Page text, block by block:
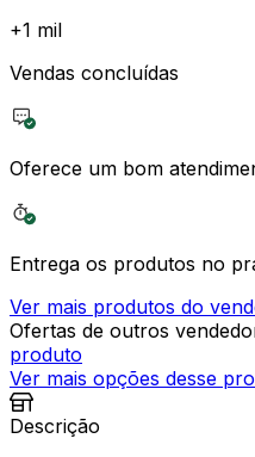
+1 mil
Vendas concluídas
Oferece um bom
Entrega os produtos no
Ver mais produtos do
Ofertas de outros
produto
Ver mais opções desse
Descrição